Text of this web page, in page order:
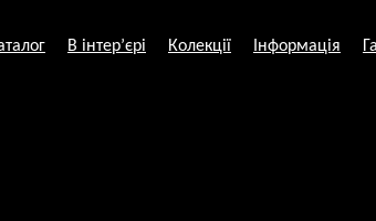
В інтер’єрі Колекції Інформація